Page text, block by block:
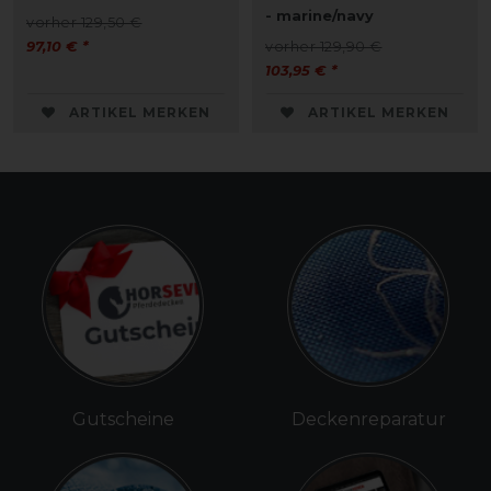
vorher 129,50 €
97,10 € *
ARTIKEL MERKEN
- marine/navy
vorher 129,90 €
103,95 € *
ARTIKEL MERKEN
Gutscheine Deckenreparatur